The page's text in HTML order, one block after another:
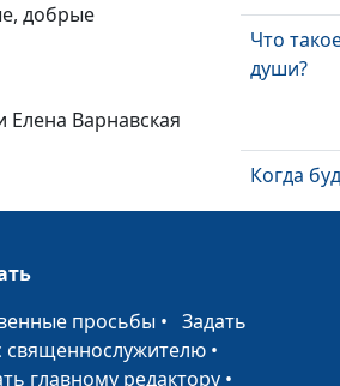
добрые
Варнавская
Что
души?
Когда
Могут ли
просьбы •Задать
священнослужителю •
главному редактору •